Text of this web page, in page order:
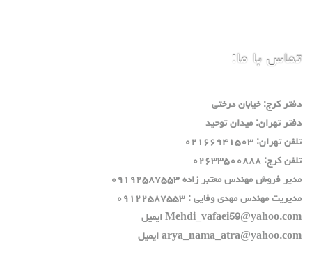
تماس با ما:
دفتر كرج: خيابان درختي
دفتر تهران: ميدان توحيد
تلفن تهران: ٠٢١٦٦٩٤١٥٠٣
تلفن كرج: ٠٢٦٣٣٥٠٠٨٨٨
مدير فروش مهندس معتبر زاده ٠٩١٩٢٥٨٧٥٥٣
مديريت مهندس مهدي وفايي : ٠٩١٢٢٥٨٧٥٥٣
Mehdi_vafaei59@yahoo.com ايميل
arya_nama_atra@yahoo.com ايميل